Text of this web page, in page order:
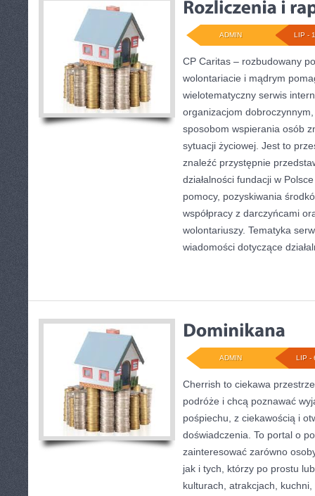
LIP -
ADMIN
CP Caritas – rozbudowany
wolontariacie i mądrym
wielotematyczny serwis
organizacjom
sposobom wspierania osób
sytuacji życiowej. Jest to
znaleźć przystępnie
działalności fundacji w
pomocy, pozyskiwania
współpracy z darczyńcami
wolontariuszy. Tematyka
wiadomości dotyczące
LIP -
ADMIN
Cherrish to ciekawa
podróże i chcą poznawać
pośpiechu, z ciekawością i
doświadczenia. To portal o
zainteresować zarówno
jak i tych, którzy po prostu
kulturach, atrakcjach,